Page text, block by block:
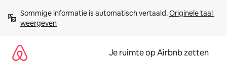
direct
naar
Sommige informatie is automatisch vertaald. Originele taal
weergeven
Je ruimte op Airbnb zetten